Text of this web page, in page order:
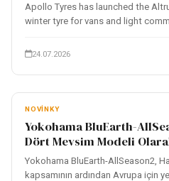
Apollo Tyres has launched the
winter tyre for vans and light
24.07.2026
NOVINKY
Yokohama BluEarth-
Dört Mevsim Modeli
Yokohama BluEarth-AllSeason2,
kapsamının ardından Avrupa için